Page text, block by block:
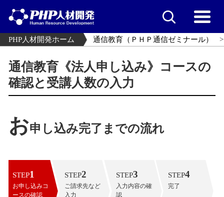
PHP人材開発ホーム 通信教育（ＰＨＰ通信ゼミナール）
通信教育《法人申し込み》コースの
確認と受講人数の入力
お申し込み完了までの流れ
STEP1
お申し込みコ
ースの確認
STEP2
ご請求先など
入力
STEP3
入力内容の確
認
STEP4
完了